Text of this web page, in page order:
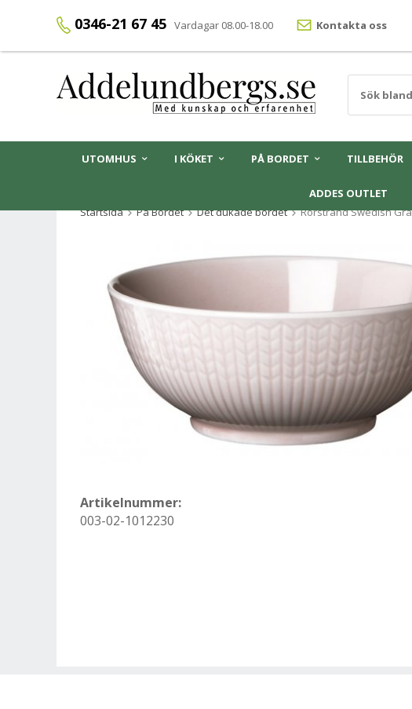
0346-21 67 45 Vardagar 08.00-18.00 Kontakta oss
UTOMHUS I KÖKET PÅ BORDET TILLBEHÖR
ADDES OUTLET
Startsida
På Bordet Det dukade bordet Rörstrand Swedish
Artikelnummer:
003-02-1012230